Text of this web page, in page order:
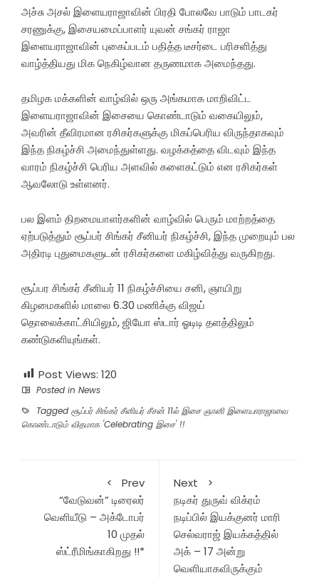
அச்சு அசல் இளையராஜாவின் பிரதி போலவே பாடும் பாடகர்
சரணுக்கு, இசையமைப்பாளர் யுவன் சங்கர் ராஜா
இளையராஜாவின் புகைப்படம் பதித்த டீசர்டை பரிசளித்து
வாழ்த்தியது மிக நெகிழ்வான தருணமாக அமைந்தது.
தமிழக மக்களின் வாழ்வில் ஒரு அங்கமாக மாறிவிட்ட
இளையராஜாவின் இசையை கொண்டாடும் வகையிலும்,
அவரின் தீவிரமான ரசிகர்களுக்கு மிகப்பெரிய விருந்தாகவும்
இந்த நிகழ்ச்சி அமைந்துள்ளது. வழக்கத்தை விடவும் இந்த
வாரம் நிகழ்ச்சி பெரிய அளவில் களைகட்டும் என ரசிகர்கள்
ஆவலோடு உள்ளனர்.
பல இளம் திறமையாளர்களின் வாழ்வில் பெரும் மாற்றத்தை
ஏற்படுத்தும் சூப்பர் சிங்கர் சீனியர் நிகழ்ச்சி, இந்த முறையும் பல
அதிரடி புதுமைகளுடன் ரசிகர்களை மகிழ்வித்து வருகிறது.
சூப்பர சிங்கர் சீனியர் 11 நிகழ்ச்சியை சனி, ஞாயிறு
கிழமைகளில் மாலை 6.30 மணிக்கு விஜய்
தொலைக்காட்சியிலும், ஜியோ ஸ்டார் ஓடிடி தளத்திலும்
கண்டுகளியுங்கள்.
Post Views: 120
Posted in News
Tagged சூப்பர் சிங்கர் சீனியர் சீசன் 11ல் இசை ஞானி இளையாராஜாவை
கொண்டாடும் விதமாக 'Celebrating இசை' !!
Prev
“வேடுவன்” டிரைலர்
வெளியீடு – அக்டோபர்
10 முதல்
ஸ்ட்ரீமிங்காகிறது !!*
Next
நடிகர் துருவ் விக்ரம்
நடிப்பில் இயக்குனர் மாரி
செல்வராஜ் இயக்கத்தில்
அக் – 17 அன்று
வெளியாகவிருக்கும்